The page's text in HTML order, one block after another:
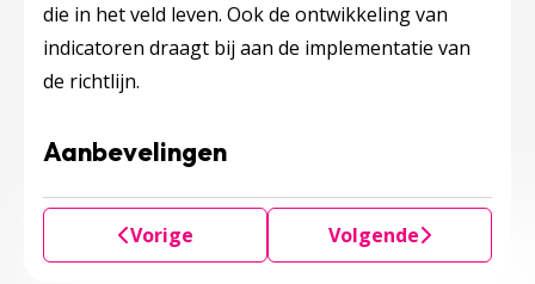
die in het veld leven. Ook de ontwikkeling van
indicatoren draagt bij aan de implementatie van
de richtlijn.
Aanbevelingen
Vorige Volgende